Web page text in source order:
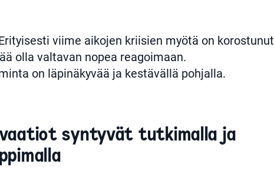
viime aikojen kriisien myötä on korostunut
olla valtavan nopea reagoimaan.
on läpinäkyvää ja kestävällä pohjalla.
syntyvät tutkimalla ja